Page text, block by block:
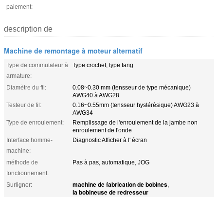
paiement:
description de
Machine de remontage à moteur alternatif
Type de commutateur à
armature:
Type crochet, type tang
Diamètre du fil:
0.08~0.30 mm (tensseur de type mécanique)
AWG40 à AWG28
Testeur de fil:
0.16~0.55mm (tensseur hystérésique) AWG23 à
AWG34
Type de enroulement:
Remplissage de l'enroulement de la jambe non
enroulement de l'onde
Interface homme-
machine:
Diagnostic Afficher à l' écran
méthode de
fonctionnement:
Pas à pas, automatique, JOG
Surligner: machine de fabrication de bobines,
la bobineuse de redresseur